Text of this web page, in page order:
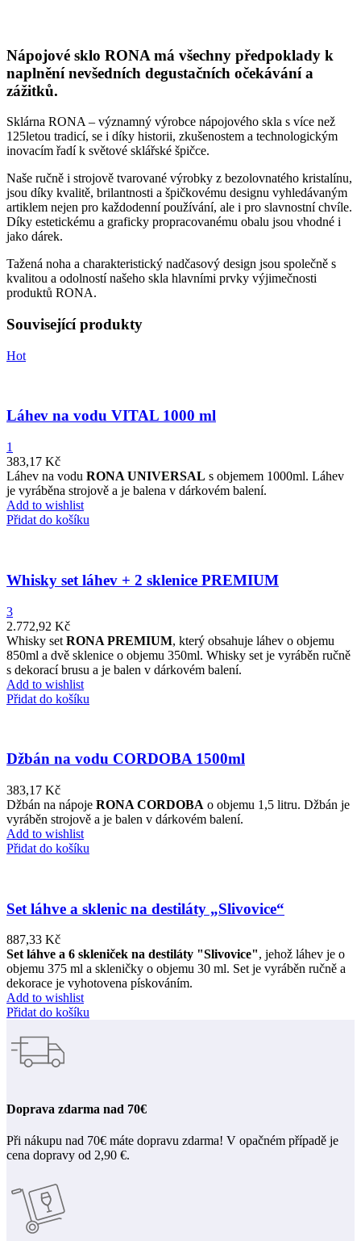
Nápojové sklo RONA má všechny předpoklady k
naplnění nevšedních degustačních očekávání a
zážitků.
Sklárna RONA – významný výrobce nápojového skla s více než
125letou tradicí, se i díky historii, zkušenostem a technologickým
inovacím řadí k světové sklářské špičce.
Naše ručně i strojově tvarované výrobky z bezolovnatého kristalínu,
jsou díky kvalitě, brilantnosti a špičkovému designu vyhledávaným
artiklem nejen pro každodenní používání, ale i pro slavnostní chvíle.
Díky estetickému a graficky propracovanému obalu jsou vhodné i
jako dárek.
Tažená noha a charakteristický nadčasový design jsou společně s
kvalitou a odolností našeho skla hlavními prvky výjimečnosti
produktů RONA.
Související produkty
Hot
Láhev na vodu VITAL 1000 ml
1
383,17 Kč
Láhev na vodu RONA UNIVERSAL s objemem 1000ml. Láhev
je vyráběna strojově a je balena v dárkovém balení.
Add to wishlist
Přidat do košíku
Whisky set láhev + 2 sklenice PREMIUM
3
2.772,92 Kč
Whisky set RONA PREMIUM, který obsahuje láhev o objemu
850ml a dvě sklenice o objemu 350ml. Whisky set je vyráběn ručně
s dekorací brusu a je balen v dárkovém balení.
Add to wishlist
Přidat do košíku
Džbán na vodu CORDOBA 1500ml
383,17 Kč
Džbán na nápoje RONA CORDOBA o objemu 1,5 litru. Džbán je
vyráběn strojově a je balen v dárkovém balení.
Add to wishlist
Přidat do košíku
Set láhve a sklenic na destiláty „Slivovice“
887,33 Kč
Set láhve a 6 skleniček na destiláty "Slivovice", jehož láhev je o
objemu 375 ml a skleničky o objemu 30 ml. Set je vyráběn ručně a
dekorace je vyhotovena pískováním.
Add to wishlist
Přidat do košíku
Doprava zdarma nad 70€
Při nákupu nad 70€ máte dopravu zdarma! V opačném případě je
cena dopravy od 2,90 €.